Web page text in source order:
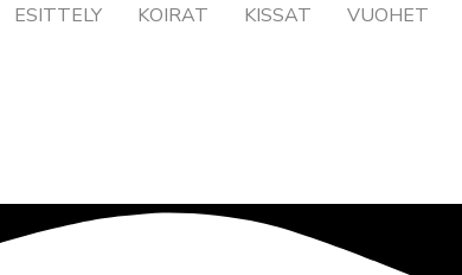
ESITTELY KOIRAT KISSAT VUOHET